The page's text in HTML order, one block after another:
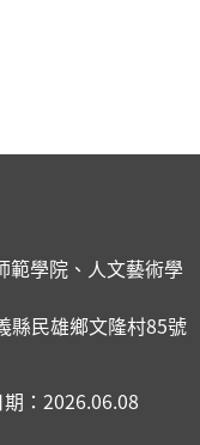
範學院、人文藝術學
縣民雄鄉文隆村85號
：2026.06.08